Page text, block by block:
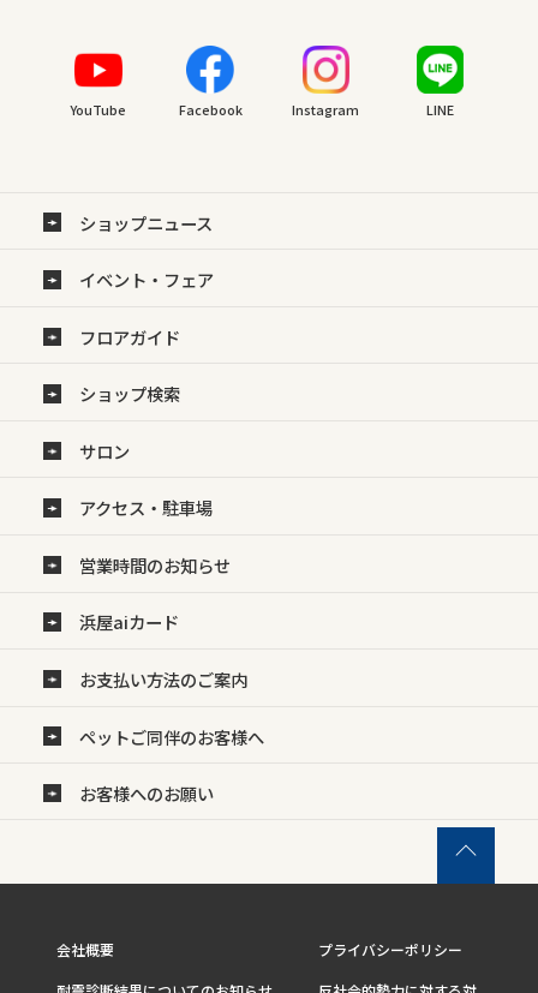
YouTube Facebook Instagram LINE
ショップニュース
イベント・フェア
フロアガイド
ショップ検索
サロン
アクセス・駐車場
営業時間のお知らせ
浜屋aiカード
お支払い方法のご案内
ペットご同伴のお客様へ
お客様へのお願い
会社概要
プライバシーポリシー